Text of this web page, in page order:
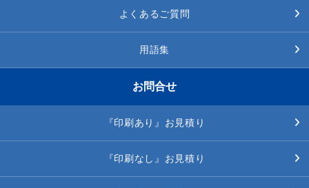
よくあるご質問
用語集
お問合せ
『印刷あり』お見積り
『印刷なし』お見積り